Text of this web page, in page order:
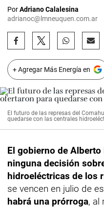
PorAdriano Calalesina
adrianoc@lmneuquen.com.ar
+ Agregar Más Energía en
El futuro de las represas del
quedarse con las centrales
El gobierno de
ninguna decisión
hidroeléctricas de los
se vencen en julio de
habrá una prórroga, al